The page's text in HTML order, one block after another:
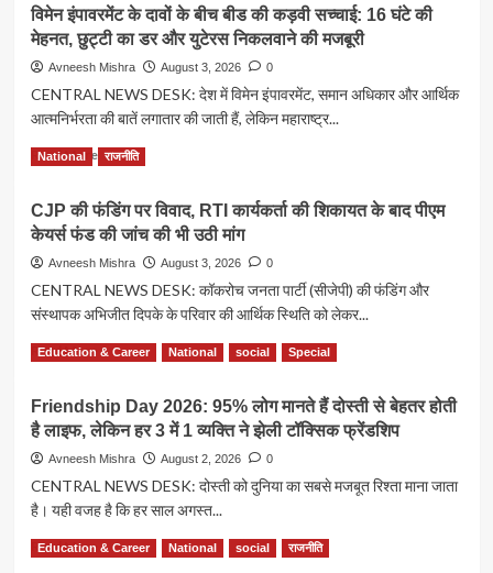
की
खबर
वाली
कई
न्यूज
और
पर
लगाई
रोक
जंतर-
मंतर
अब
प्रदर्शन
के
सही
नहीं,
हाई
ने
केंद्र
सरकार
मांगा
विमेन इंपावरमेंट के दावों के बीच बीड की कड़वी सच्चाई: 16 घंटे की
मेहनत, छुट्टी का डर और युटेरस निकलवाने की मजबूरी
Avneesh Mishra August 3, 2026 0
CENTRAL NEWS DESK: देश में विमेन इंपावरमेंट, समान अधिकार और आर्थिक
आत्मनिर्भरता की बातें लगातार की जाती हैं, लेकिन महाराष्ट्र...
Read MoreRead
more
विमेन
इंपावरमेंट
के
के
बीच
की
सच्चाई:
16
की
मेहनत,
छुट्टी
डर
National राजनीति
CJP की फंडिंग पर विवाद, RTI कार्यकर्ता की शिकायत के बाद पीएम
केयर्स फंड की जांच की भी उठी मांग
Avneesh Mishra August 3, 2026 0
CENTRAL NEWS DESK: कॉकरोच जनता पार्टी (सीजेपी) की फंडिंग और
संस्थापक अभिजीत दिपके के परिवार की आर्थिक स्थिति को लेकर...
Read MoreRead
more
CJP
की
फंडिंग
विवाद,
RTI
की
Education & Career National social Special
Friendship Day 2026: 95% लोग मानते हैं दोस्ती से बेहतर होती
है लाइफ, लेकिन हर 3 में 1 व्यक्ति ने झेली टॉक्सिक फ्रेंडशिप
Avneesh Mishra August 2, 2026 0
CENTRAL NEWS DESK: दोस्ती को दुनिया का सबसे मजबूत रिश्ता माना जाता
है। यही वजह है कि हर साल अगस्त...
Read MoreRead
more
Education & Career National social राजनीति